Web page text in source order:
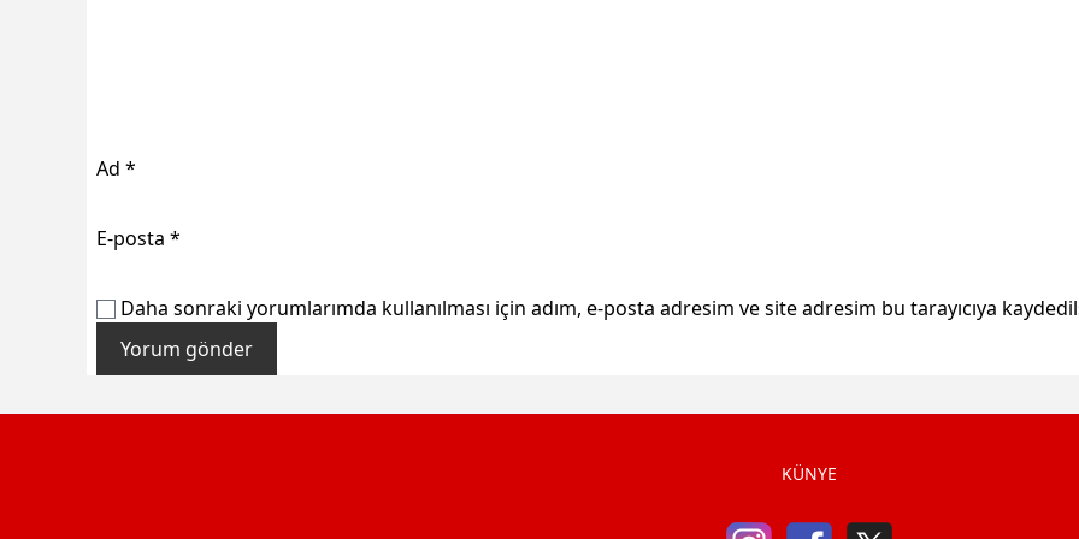
Ad *
E-posta *
Daha sonraki yorumlarımda kullanılması için adım, e-posta adresim ve site adresim bu tarayıcıya
KÜNYE